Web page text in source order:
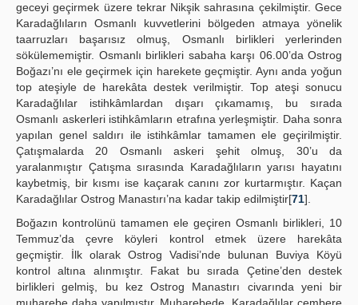
geceyi geçirmek üzere tekrar Nikşik sahrasına çekilmiştir. Gece
Karadağlıların Osmanlı kuvvetlerini bölgeden atmaya yönelik
taarruzları başarısız olmuş, Osmanlı birlikleri yerlerinden
sökülememiştir. Osmanlı birlikleri sabaha karşı 06.00’da Ostrog
Boğazı’nı ele geçirmek için harekete geçmiştir. Aynı anda yoğun
top ateşiyle de harekâta destek verilmiştir. Top ateşi sonucu
Karadağlılar istihkâmlardan dışarı çıkamamış, bu sırada
Osmanlı askerleri istihkâmların etrafına yerleşmiştir. Daha sonra
yapılan genel saldırı ile istihkâmlar tamamen ele geçirilmiştir.
Çatışmalarda 20 Osmanlı askeri şehit olmuş, 30’u da
yaralanmıştır Çatışma sırasında Karadağlıların yarısı hayatını
kaybetmiş, bir kısmı ise kaçarak canını zor kurtarmıştır. Kaçan
Karadağlılar Ostrog Manastırı’na kadar takip edilmiştir[71].
Boğazın kontrolünü tamamen ele geçiren Osmanlı birlikleri, 10
Temmuz’da çevre köyleri kontrol etmek üzere harekâta
geçmiştir. İlk olarak Ostrog Vadisi’nde bulunan Buviya Köyü
kontrol altına alınmıştır. Fakat bu sırada Çetine’den destek
birlikleri gelmiş, bu kez Ostrog Manastırı civarında yeni bir